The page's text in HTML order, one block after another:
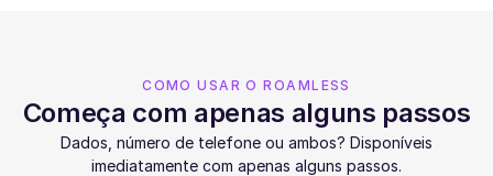
COMO USAR O ROAMLESS
Começa com apenas alguns passos
Dados, número de telefone ou ambos? Disponíveis
imediatamente com apenas alguns passos.